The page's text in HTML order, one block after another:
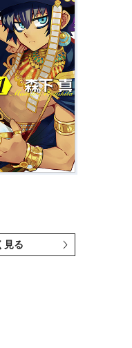
見る